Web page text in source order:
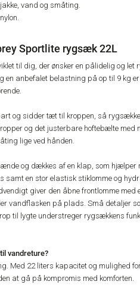
vand og småting.
Sportlite rygsæk 22L
til dig, der ønsker en pålidelig og
en anbefalet belastning på op til 9 kg
og sidder tæt til kroppen, så
og det justerbare hoftebælte med
lige ved hånden.
og dækkes af en klap, som hjælper
samt en stor elastisk stiklomme og
giver den åbne frontlomme
vandflasken på plads. Små detaljer
til lygte understreger rygsækkens
vandreture?
Med 22 liters kapacitet og mulighed
at gå på kompromis med komforten.